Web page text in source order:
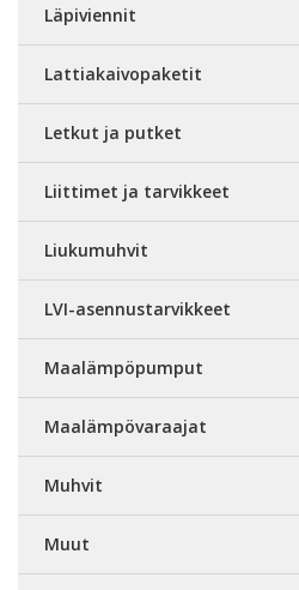
Läpiviennit
Lattiakaivopaketit
Letkut ja putket
Liittimet ja tarvikkeet
Liukumuhvit
LVI-asennustarvikkeet
Maalämpöpumput
Maalämpövaraajat
Muhvit
Muut